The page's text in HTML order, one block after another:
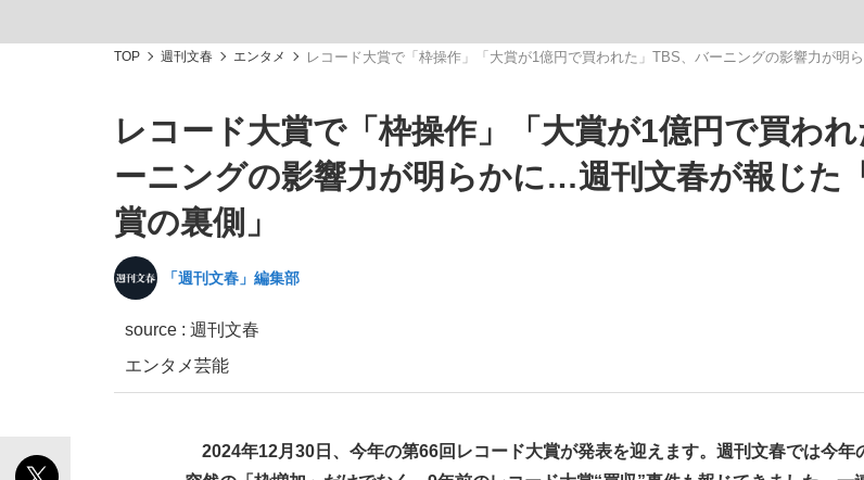
「敗因分析は一切聞かれなかった」侍ジャパン選手が証言した“NPB聞... 「クマが悪
もっと見る
キングの誕生を、目撃せよ。
TOP 週刊文春 エンタメ レコード大賞で「枠操作」「大賞が1億円で買われた」TBS、バーニングの影響力が明
レコード大賞で「枠操作」「大賞が1億円で買わ
ーニングの影響力が明らかに…週刊文春が報じた
賞の裏側」
「週刊文春」編集部
source : 週刊文春
エンタメ芸能
2024年12月30日、今年の第66回レコード大賞が発表を迎えます。週刊文春では今年